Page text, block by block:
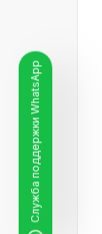
Служба поддержки WhatsApp